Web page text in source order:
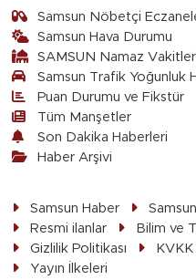
Samsun Nöbetçi
Samsun Hava Durumu
SAMSUN Namaz
Samsun Trafik Yoğunluk
Puan Durumu ve Fikstür
Tüm Manşetler
Son Dakika Haberleri
Haber Arşivi
Samsun Haber
Resmi ilanlar
Bilim ve
Gizlilik Politikası
KVKK
Yayın İlkeleri